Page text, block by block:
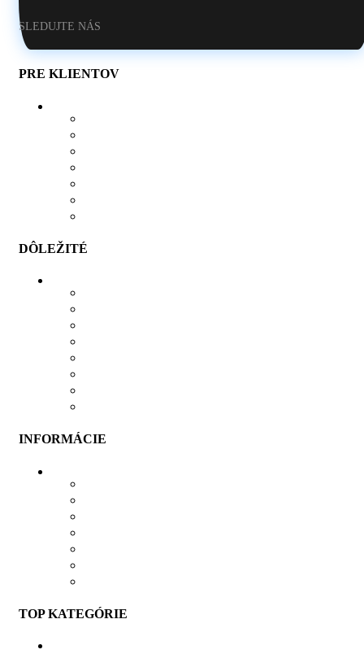
SLEDUJTE NÁS
PRE KLIENTOV
DÔLEŽITÉ
INFORMÁCIE
TOP KATEGÓRIE